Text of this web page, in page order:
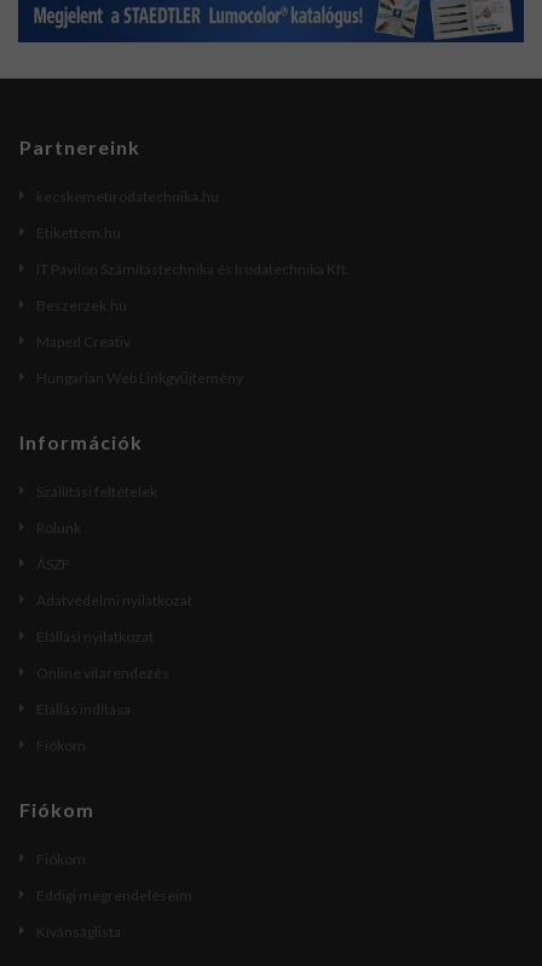
Partnereink
kecskemetirodatechnika.hu
Etikettem.hu
IT Pavilon Számítástechnika és Irodatechnika Kft.
Beszerzek.hu
Maped Creativ
Hungarian Web Linkgyűjtemény
Információk
Szállítási feltételek
Rólunk
ÁSZF
Adatvédelmi nyilatkozat
Elállási nyilatkozat
Online vitarendezés
Elállás indítása
Fiókom
Fiókom
Fiókom
Eddigi megrendeléseim
Kívánságlista